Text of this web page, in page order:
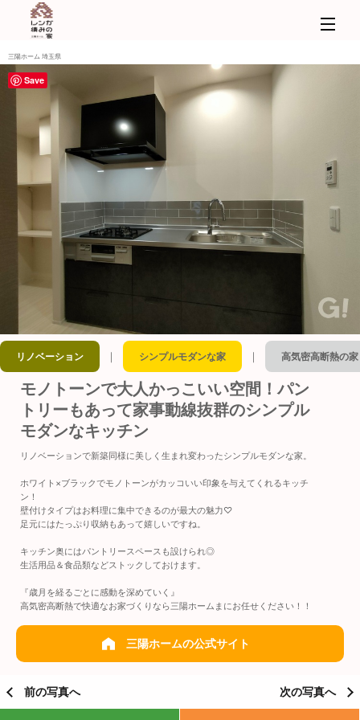
三陽ホーム 埼玉県
リノベーション ｜ シンプルモダンな家 ｜ 高気密高断熱の家
モノトーンで大人かっこいい空間！パン
トリーもあって家事動線抜群のシンプル
モダンなキッチン
リノベーションで新築同様に美しく生まれ変わったシンプルモダンな家。
ホワイト×ブラックでモノトーンがカッコいい印象を与えてくれるキッチ
ン！
壁付けタイプはお料理に集中できるのが最大の魅力♡
足元にはたっぷり収納もあって嬉しいですね。
キッチン奥にはパントリースペースも設けられ◎
生活用品＆食品類などストックしておけます。
『歳月を経るごとに感動を深めていく』
高気密高断熱で快適なお家づくりなら三陽ホームまにお任せください！！
三陽ホームの公式サイト
前の写真へ 次の写真へ
Save